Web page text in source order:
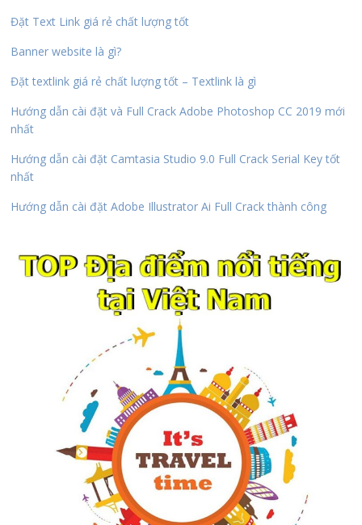
Đặt Text Link giá rẻ chất lượng tốt
Banner website là gì?
Đặt textlink giá rẻ chất lượng tốt – Textlink là gì
Hướng dẫn cài đặt và Full Crack Adobe Photoshop CC 2019 mới
nhất
Hướng dẫn cài đặt Camtasia Studio 9.0 Full Crack Serial Key tốt
nhất
Hướng dẫn cài đặt Adobe Illustrator Ai Full Crack thành công